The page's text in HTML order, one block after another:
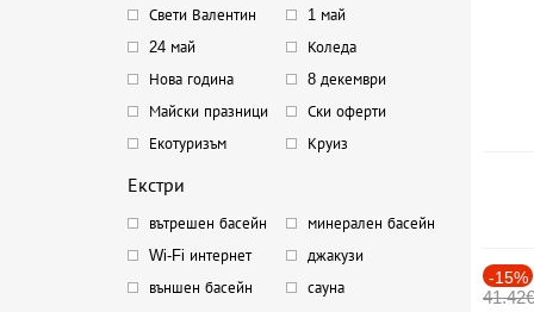
Свети Валентин
1 май
24 май
Коледа
Нова година
8 декември
Майски празници
Ски оферти
Екотуризъм
Круиз
Екстри
вътрешен басейн
минерален басейн
Wi-Fi интернет
джакузи
външен басейн
сауна
-15%
41.42€